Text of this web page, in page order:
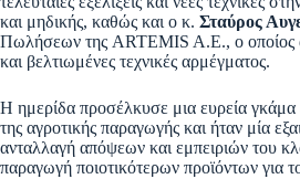
και μηδικής, καθώς και ο κ. Σταύρος
Πωλήσεων της ARTEMIS A.E., ο οποίος
και βελτιωμένες τεχνικές αρμέγματος.
Η ημερίδα προσέλκυσε μια ευρεία
της αγροτικής παραγωγής και ήταν μία
ανταλλαγή απόψεων και εμπειριών του
παραγωγή ποιοτικότερων προϊόντων για